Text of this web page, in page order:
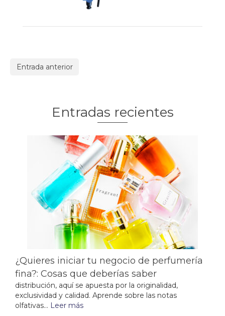
Entrada anterior
Entradas recientes
¿Quieres iniciar tu negocio de perfumería
fina?: Cosas que deberías saber
distribución, aquí se apuesta por la originalidad,
exclusividad y calidad. Aprende sobre las notas
olfativas... Leer más